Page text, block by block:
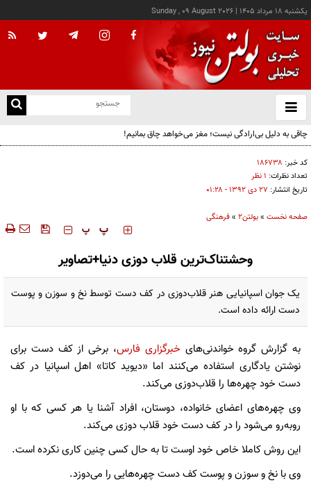
يکشنبه ۱۸ مرداد ۱۴۰۵ |
Sunday , 09 August 2026
باز
و
چاقی به دلیل بی‌ارادگی نیست؛ مغز می‌خواهد چاق بمانیم!
کد خبر: ۱۸۶۷۳۸
تعداد نظرات: ۱ نظر
تاریخ انتشار: ۲۷ دی ۱۳۹۲ - ۰۱:۲۸
صفحه نخست »بولتن2 »فرهنگی
‍‍‍ پ پ
وحشتناک‌ترین قلاب دوزی دنیا+تصاویر
یک جوان اسپانیایی هنر قلاب‌دوزی در کف دست توسط نخ و سوزن و پوست
دست ارائه داده است.
به گزارش گروه خواندنی‌هایخبرگزاری فارس، برخی از کف دست برای
نوشتن یادگاری استفاده می‌کنند اما «دیوید کاتا» اهل اسپانیا در کف
دست خود چهره‌ها را قلاب‌دوزی می‌کند.
وی چهره‌های اعضای خانواده، دوستان، افراد آشنا یا هر کسی که با او
روبه‌رو می‌شود را در کف دست خود قلاب دوزی می‌کند.
این روش کاملا خاص خود اوست تا به حال کسی چنین کاری نکرده است.
وی با نخ و سوزن و پوست کف دست چهره‌هایی را می‌دوزد.